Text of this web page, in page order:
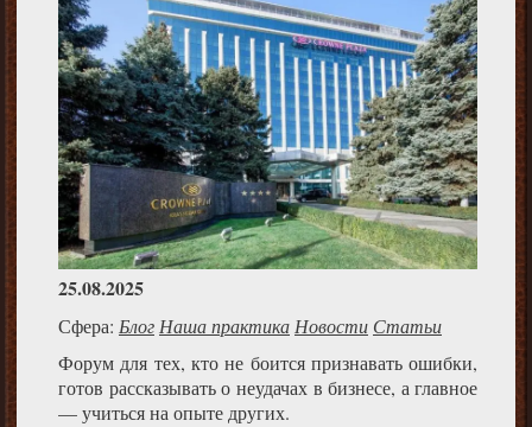
25.08.2025
Сфера: БлогНаша практикаНовости Статьи
Форум для тех, кто не боится признавать ошибки,
готов рассказывать о неудачах в бизнесе, а главное
— учиться на опыте других.